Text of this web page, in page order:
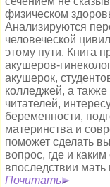
физическом
Анализируются
человеческой
этому пути. Книга
акушеров-
акушерок,
колледжей, а также
читателей,
беременности,
материнства и
поможет сделать
вопрос, где и
впоследствии
Почитать